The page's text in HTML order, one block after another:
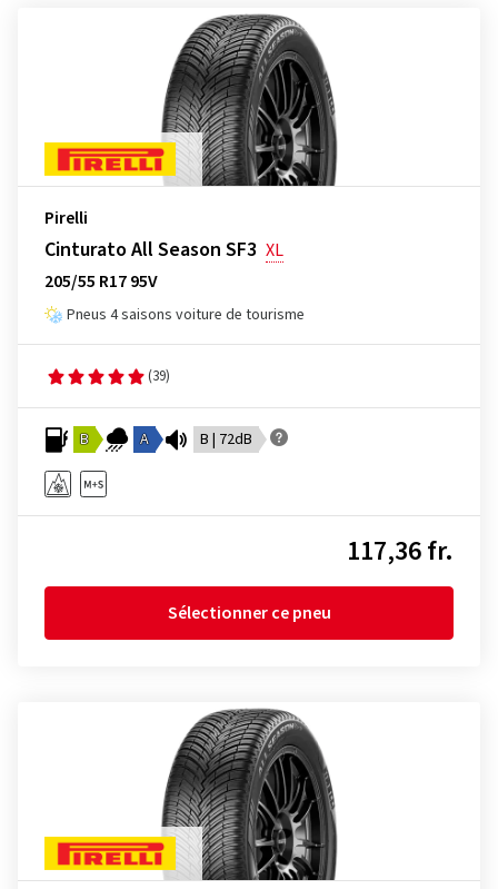
Pirelli
Cinturato All Season SF3 XL
205/55 R17 95V
Pneus 4 saisons voiture de tourisme
(39)
B A B | 72dB
117,36 fr.
Sélectionner ce pneu